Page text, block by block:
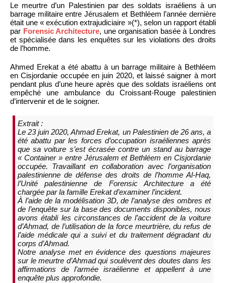
Le meurtre d’un Palestinien par des soldats israéliens à un
barrage militaire entre Jérusalem et Bethléem l’année dernière
était une « exécution extrajudiciaire »(*), selon un rapport établi
par Forensic Architecture, une organisation basée à Londres
et spécialisée dans les enquêtes sur les violations des droits
de l’homme.
Ahmed Erekat a été abattu à un barrage militaire à Bethléem
en Cisjordanie occupée en juin 2020, et laissé saigner à mort
pendant plus d’une heure après que des soldats israéliens ont
empêché une ambulance du Croissant-Rouge palestinien
d’intervenir et de le soigner.
Extrait :
Le 23 juin 2020, Ahmad Erekat, un Palestinien de 26 ans, a
été abattu par les forces d’occupation israéliennes après
que sa voiture s’est écrasée contre un stand au barrage
« Container » entre Jérusalem et Bethléem en Cisjordanie
occupée. Travaillant en collaboration avec l’organisation
palestinienne de défense des droits de l’homme Al-Haq,
l’Unité palestinienne de Forensic Architecture a été
chargée par la famille Erekat d’examiner l’incident.
À l’aide de la modélisation 3D, de l’analyse des ombres et
de l’enquête sur la base des documents disponibles, nous
avons établi les circonstances de l’accident de la voiture
d’Ahmad, de l’utilisation de la force meurtrière, du refus de
l’aide médicale qui a suivi et du traitement dégradant du
corps d’Ahmad.
Notre analyse met en évidence des questions majeures
sur le meurtre d’Ahmad qui soulèvent des doutes dans les
affirmations de l’armée israélienne et appellent à une
enquête plus approfondie.